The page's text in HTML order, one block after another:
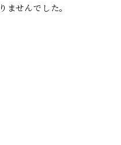
ませんでした。